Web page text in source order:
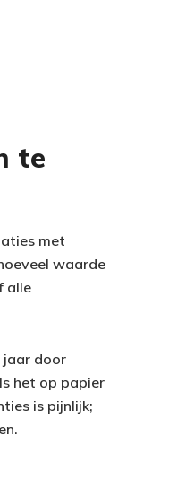
te
met
waarde
alle
jaar door
het op papier
is pijnlijk;